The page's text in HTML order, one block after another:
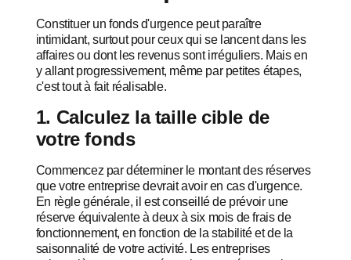
Constituer un fonds d'urgence peut paraître
intimidant, surtout pour ceux qui se lancent dans les
affaires ou dont les revenus sont irréguliers. Mais en
y allant progressivement, même par petites étapes,
c'est tout à fait réalisable.
1. Calculez la taille cible de
votre fonds
Commencez par déterminer le montant des réserves
que votre entreprise devrait avoir en cas d'urgence.
En règle générale, il est conseillé de prévoir une
réserve équivalente à deux à six mois de frais de
fonctionnement, en fonction de la stabilité et de la
saisonnalité de votre activité. Les entreprises